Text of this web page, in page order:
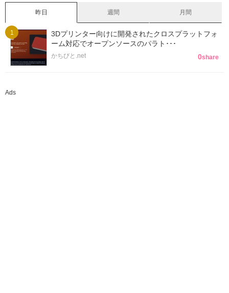
昨日 週間 月間
3Dプリンター向けに開発されたクロスプラットフォ
ーム対応でオープンソースのパラト･･･
かちびと.net 0share
Ads